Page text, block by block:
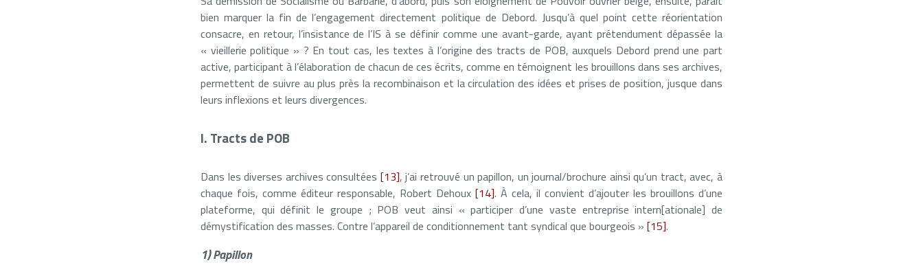
bien marquer la fin de l’engagement directement politique de Debord. Jusqu’à quel point cette réorientation
consacre, en retour, l’insistance de l’IS à se définir comme une avant-garde, ayant prétendument dépassée la
« vieillerie politique » ? En tout cas, les textes à l’origine des tracts de POB, auxquels Debord prend une part
active, participant à l’élaboration de chacun de ces écrits, comme en témoignent les brouillons dans ses archives,
permettent de suivre au plus près la recombinaison et la circulation des idées et prises de position, jusque dans
leurs inflexions et leurs divergences.
I. Tracts de POB
Dans les diverses archives consultées [13], j’ai retrouvé un papillon, un journal/brochure ainsi qu’un tract, avec, à
chaque fois, comme éditeur responsable, Robert Dehoux [14]. À cela, il convient d’ajouter les brouillons d’une
plateforme, qui définit le groupe ; POB veut ainsi « participer d’une vaste entreprise intern[ationale] de
démystification des masses. Contre l’appareil de conditionnement tant syndical que bourgeois » [15].
1) Papillon